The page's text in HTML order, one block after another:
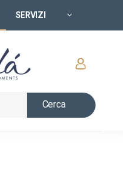
SERVIZI
Cerca